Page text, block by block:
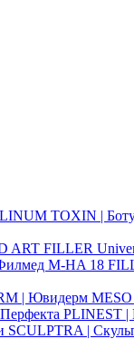
TOXIN |
ART FILLER
M-HA 18
| Ювидерм
PLINEST |
SCULPTRA |